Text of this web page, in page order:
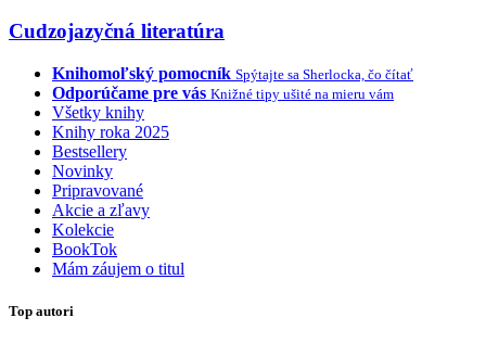
Cudzojazyčná literatúra
Knihomoľský pomocník Spýtajte sa Sherlocka, čo čítať
Odporúčame pre vás Knižné tipy ušité na mieru vám
Všetky knihy
Knihy roka 2025
Bestsellery
Novinky
Pripravované
Akcie a zľavy
Kolekcie
BookTok
Mám záujem o titul
Top autori